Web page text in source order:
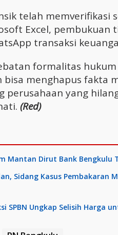
telah memverifikasi
Excel, pembukuan
transaksi
formalitas
menghapus fakta
perusahaan yang
(Red)
Mantan Dirut Bank Bengkulu
Sidang Kasus Pembakaran
SPBN Ungkap Selisih Harga